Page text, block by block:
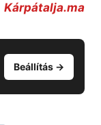
Kárpátalja.ma
Beállítás →